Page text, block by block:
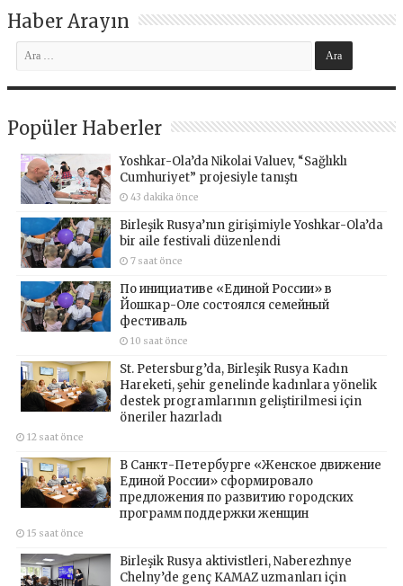
Haber Arayın
Popüler Haberler
Yoshkar-Ola’da Nikolai Valuev, “Sağlıklı
Cumhuriyet” projesiyle tanıştı
43 dakika önce
Birleşik Rusya’nın girişimiyle Yoshkar-Ola’da
bir aile festivali düzenlendi
7 saat önce
По инициативе «Единой России» в
Йошкар-Оле состоялся семейный
фестиваль
10 saat önce
St. Petersburg’da, Birleşik Rusya Kadın
Hareketi, şehir genelinde kadınlara yönelik
destek programlarının geliştirilmesi için
öneriler hazırladı
12 saat önce
В Санкт-Петербурге «Женское движение
Единой России» сформировало
предложения по развитию городских
программ поддержки женщин
15 saat önce
Birleşik Rusya aktivistleri, Naberezhnye
Chelny’de genç KAMAZ uzmanları için